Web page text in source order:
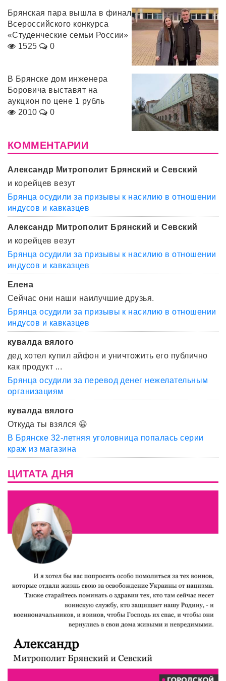
Брянская пара вышла в финал
Всероссийского конкурса
«Студенческие семьи России»
1525
0
В Брянске дом инженера
Боровича выставят на
аукцион по цене 1 рубль
2010
0
КОММЕНТАРИИ
Александр Митрополит Брянский и Севский
и корейцев везут
Брянца осудили за призывы к насилию в отношении
индусов и кавказцев
Александр Митрополит Брянский и Севский
и корейцев везут
Брянца осудили за призывы к насилию в отношении
индусов и кавказцев
Елена
Сейчас они наши наилучшие друзья.
Брянца осудили за призывы к насилию в отношении
индусов и кавказцев
кувалда вялого
дед хотел купил айфон и уничтожить его публично
как продукт ...
Брянца осудили за перевод денег нежелательным
организациям
кувалда вялого
Откуда ты взялся 😀
В Брянске 32-летняя уголовница попалась серии
краж из магазина
ЦИТАТА ДНЯ